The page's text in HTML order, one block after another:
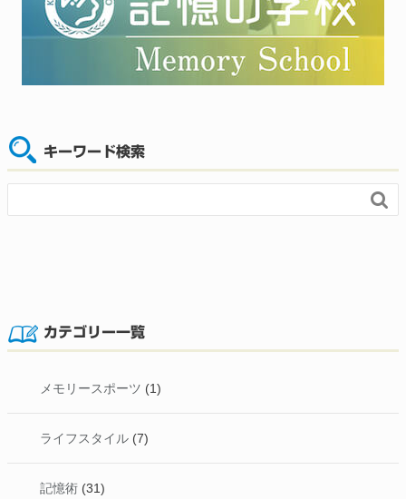
キーワード検索

カテゴリー一覧
メモリースポーツ (1)
ライフスタイル (7)
記憶術 (31)